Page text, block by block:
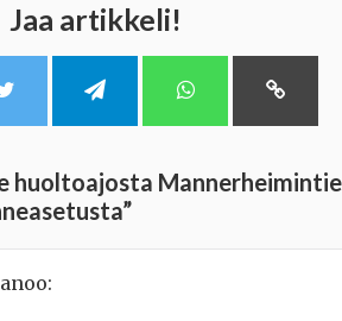
Jaa artikkeli!
huoltoajosta
”